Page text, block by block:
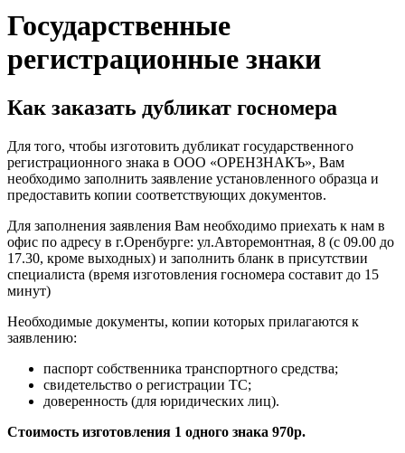
Государственные
регистрационные знаки
Как заказать дубликат госномера
Для того, чтобы изготовить дубликат государственного
регистрационного знака в ООО «ОРЕНЗНАКЪ», Вам
необходимо заполнить заявление установленного образца и
предоставить копии соответствующих документов.
Для заполнения заявления Вам необходимо приехать к нам в
офис по адресу в г.Оренбурге: ул.Авторемонтная, 8 (с 09.00 до
17.30, кроме выходных) и заполнить бланк в присутствии
специалиста (время изготовления госномера составит до 15
минут)
Необходимые документы, копии которых прилагаются к
заявлению:
паспорт собственника транспортного средства;
свидетельство о регистрации ТС;
доверенность (для юридических лиц).
Стоимость изготовления 1 одного знака 970р.